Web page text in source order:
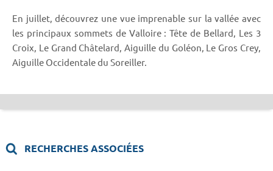
En juillet, découvrez une vue imprenable sur la vallée avec
les principaux sommets de Valloire : Tête de Bellard, Les 3
Croix, Le Grand Châtelard, Aiguille du Goléon, Le Gros Crey,
Aiguille Occidentale du Soreiller.
RECHERCHES ASSOCIÉES